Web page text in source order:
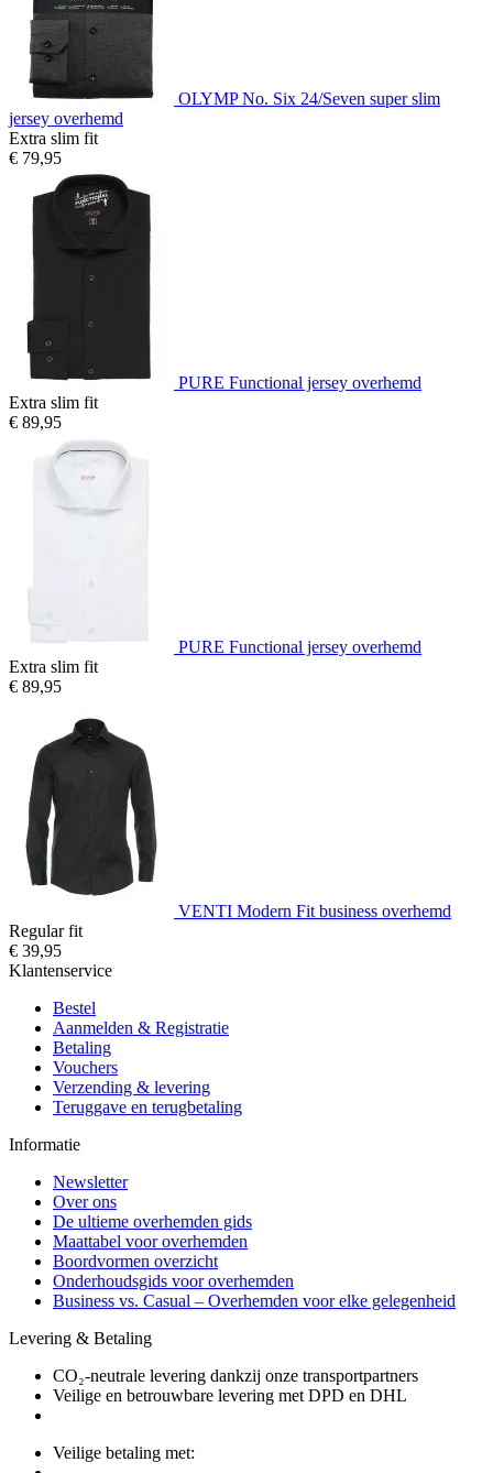
OLYMP No. Six 24/Seven super slim
jersey overhemd
Extra slim fit
€ 79,95
PURE Functional jersey overhemd
Extra slim fit
€ 89,95
PURE Functional jersey overhemd
Extra slim fit
€ 89,95
VENTI Modern Fit business overhemd
Regular fit
€ 39,95
Klantenservice
Bestel
Aanmelden & Registratie
Betaling
Vouchers
Verzending & levering
Teruggave en terugbetaling
Informatie
Newsletter
Over ons
De ultieme overhemden gids
Maattabel voor overhemden
Boordvormen overzicht
Onderhoudsgids voor overhemden
Business vs. Casual – Overhemden voor elke gelegenheid
Levering & Betaling
CO₂-neutrale levering dankzij onze transportpartners
Veilige en betrouwbare levering met DPD en DHL
Veilige betaling met: